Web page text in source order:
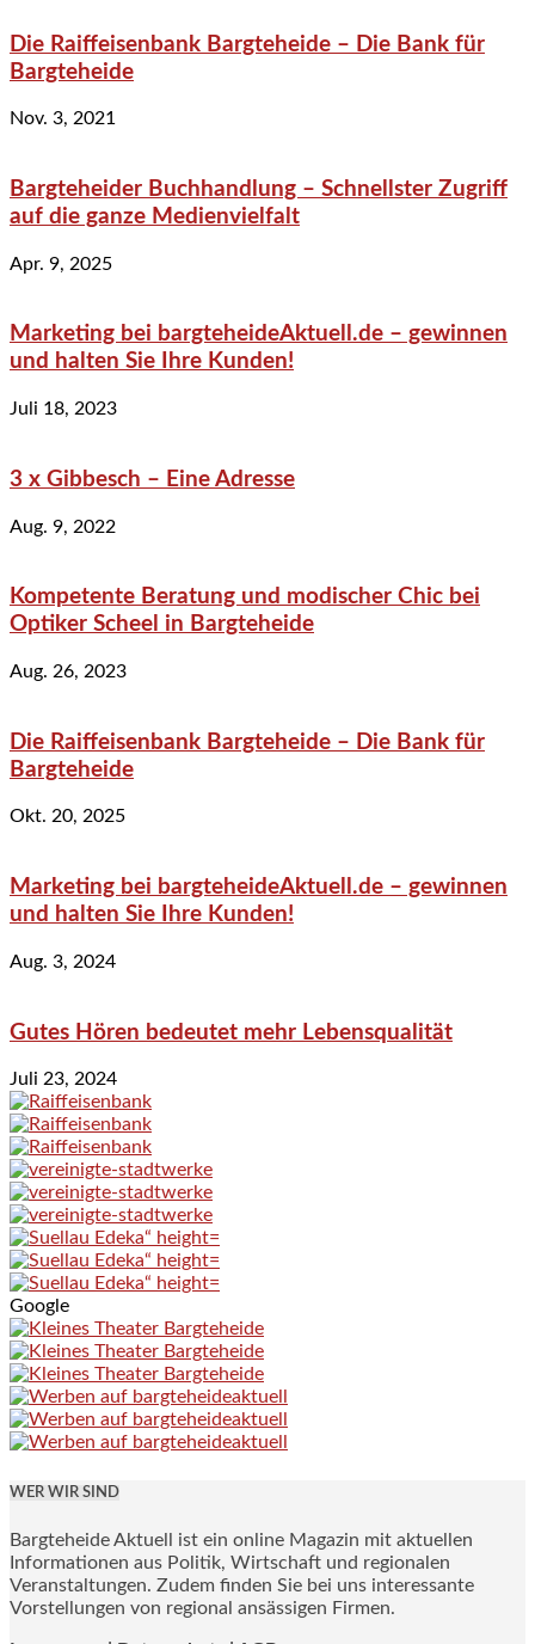
Die Raiffeisenbank Bargteheide – Die Bank für
Bargteheide
Nov. 3, 2021
Bargteheider Buchhandlung – Schnellster Zugriff
auf die ganze Medienvielfalt
Apr. 9, 2025
Marketing bei bargteheideAktuell.de – gewinnen
und halten Sie Ihre Kunden!
Juli 18, 2023
3 x Gibbesch – Eine Adresse
Aug. 9, 2022
Kompetente Beratung und modischer Chic bei
Optiker Scheel in Bargteheide
Aug. 26, 2023
Die Raiffeisenbank Bargteheide – Die Bank für
Bargteheide
Okt. 20, 2025
Marketing bei bargteheideAktuell.de – gewinnen
und halten Sie Ihre Kunden!
Aug. 3, 2024
Gutes Hören bedeutet mehr Lebensqualität
Juli 23, 2024
Google
WER WIR SIND
Bargteheide Aktuell ist ein online Magazin mit aktuellen
Informationen aus Politik, Wirtschaft und regionalen
Veranstaltungen. Zudem finden Sie bei uns interessante
Vorstellungen von regional ansässigen Firmen.